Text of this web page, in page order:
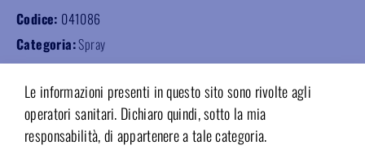
Le informazioni presenti in questo sito sono rivolte agli
operatori sanitari. Dichiaro quindi, sotto la mia
responsabilità, di appartenere a tale categoria.
Codice: 041086
Categoria:Spray